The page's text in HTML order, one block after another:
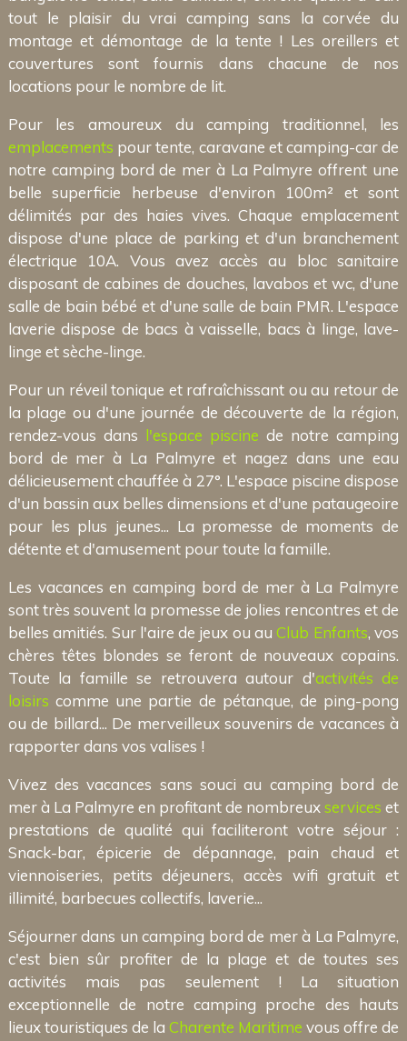
tout le plaisir du vrai camping sans la corvée du
montage et démontage de la tente ! Les oreillers et
couvertures sont fournis dans chacune de nos
locations pour le nombre de lit.
Pour les amoureux du camping traditionnel, les
emplacements pour tente, caravane et camping-car de
notre camping bord de mer à La Palmyre offrent une
belle superficie herbeuse d'environ 100m² et sont
délimités par des haies vives. Chaque emplacement
dispose d'une place de parking et d'un branchement
électrique 10A. Vous avez accès au bloc sanitaire
disposant de cabines de douches, lavabos et wc, d'une
salle de bain bébé et d'une salle de bain PMR. L'espace
laverie dispose de bacs à vaisselle, bacs à linge, lave-
linge et sèche-linge.
Pour un réveil tonique et rafraîchissant ou au retour de
la plage ou d'une journée de découverte de la région,
rendez-vous dans l'espace piscine de notre camping
bord de mer à La Palmyre et nagez dans une eau
délicieusement chauffée à 27°. L'espace piscine dispose
d'un bassin aux belles dimensions et d'une pataugeoire
pour les plus jeunes... La promesse de moments de
détente et d'amusement pour toute la famille.
Les vacances en camping bord de mer à La Palmyre
sont très souvent la promesse de jolies rencontres et de
belles amitiés. Sur l'aire de jeux ou auClub Enfants, vos
chères têtes blondes se feront de nouveaux copains.
Toute la famille se retrouvera autour d'activités de
loisirs comme une partie de pétanque, de ping-pong
ou de billard... De merveilleux souvenirs de vacances à
rapporter dans vos valises !
Vivez des vacances sans souci au camping bord de
mer à La Palmyre en profitant de nombreuxservices et
prestations de qualité qui faciliteront votre séjour :
Snack-bar, épicerie de dépannage, pain chaud et
viennoiseries, petits déjeuners, accès wifi gratuit et
illimité, barbecues collectifs, laverie...
Séjourner dans un camping bord de mer à La Palmyre,
c'est bien sûr profiter de la plage et de toutes ses
activités mais pas seulement ! La situation
exceptionnelle de notre camping proche des hauts
lieux touristiques de la Charente Maritime vous offre de